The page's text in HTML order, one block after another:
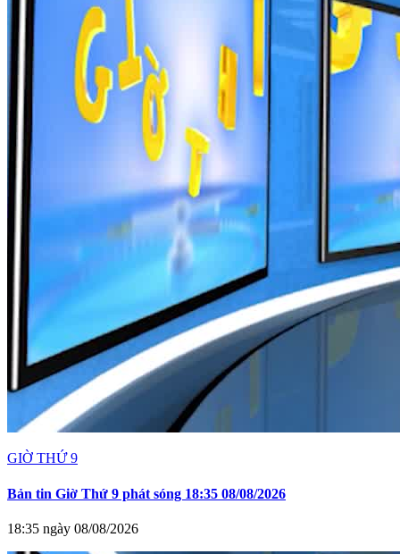
GIỜ THỨ 9
Bản tin Giờ Thứ 9 phát sóng 18:35 08/08/2026
18:35 ngày 08/08/2026